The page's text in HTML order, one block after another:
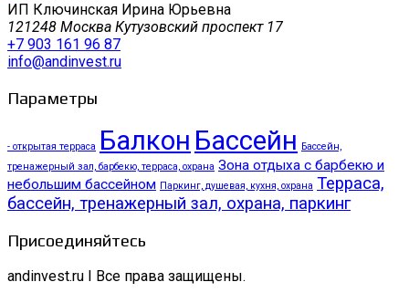
ИП Ключинская Ирина Юрьевна
121248 Москва Кутузовский проспект 17
+7 903 161 96 87
info@andinvest.ru
Параметры
- открытая терраса Балкон Бассейн Бассейн,
тренажерный зал, барбекю, терраса, охрана Зона отдыха с барбекю и
небольшим бассейном Паркинг, душевая, кухня, охрана Терраса,
бассейн, тренажерный зал, охрана, паркинг
Присоединяйтесь
andinvest.ru I Все права защищены.